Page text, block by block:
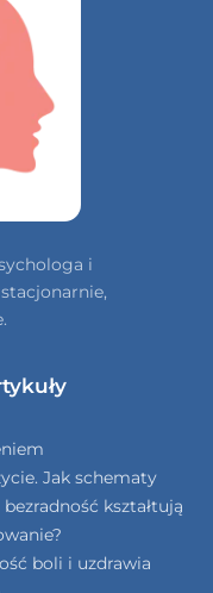
i
Jak schematy
kształtują
boli i uzdrawia